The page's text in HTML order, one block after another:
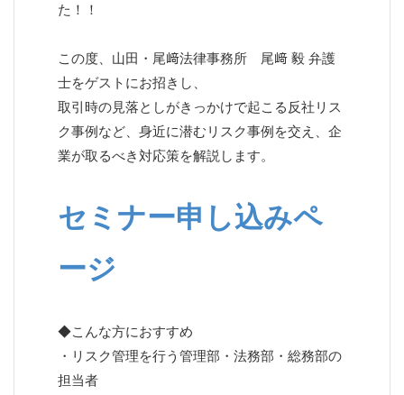
た！！
この度、山田・尾﨑法律事務所 尾﨑 毅 弁護
士をゲストにお招きし、
取引時の見落としがきっかけで起こる反社リス
ク事例など、身近に潜むリスク事例を交え、企
業が取るべき対応策を解説します。
セミナー申し込みペ
ージ
◆こんな方におすすめ
・リスク管理を行う管理部・法務部・総務部の
担当者